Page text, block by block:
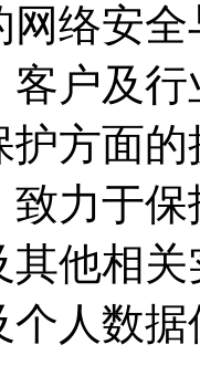
网络安
客户及
方面
力于保护
其他相
个人数